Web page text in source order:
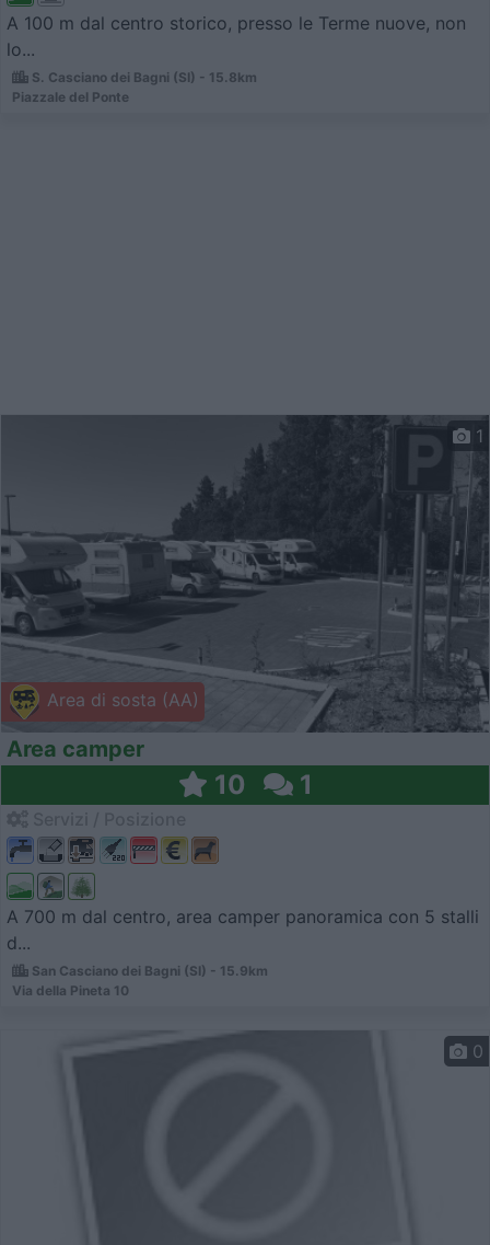
A 100 m dal centro storico, presso le Terme nuove, non
lo...
S. Casciano dei Bagni (SI) - 15.8km
Piazzale del Ponte
Area di sosta (AA)
1
Area camper
10 1
A 700 m dal centro, area camper panoramica con 5 stalli
d...
San Casciano dei Bagni (SI) - 15.9km
Via della Pineta 10
0